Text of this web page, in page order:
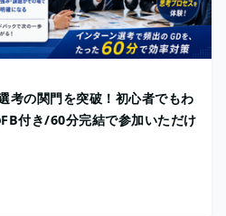
考の関門を突破！初心者でもわ
付き/60分完結で参加いただけ